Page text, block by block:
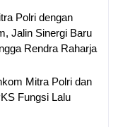
Polri dengan
Jalin Sinergi Baru
Rendra Raharja
Mitra Polri dan
Fungsi Lalu